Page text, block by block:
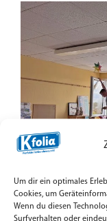
Um dir ein optimales
Cookies, um
Wenn du diesen
Surfverhalten oder